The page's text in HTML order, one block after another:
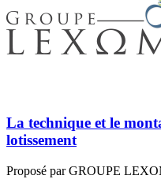
La technique et le
lotissement
Proposé par GROUPE